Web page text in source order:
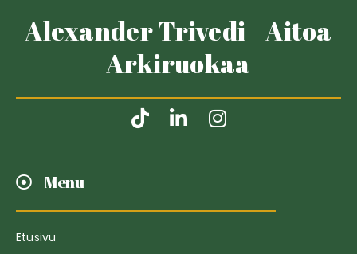
Alexander Trivedi - Aitoa
Arkiruokaa
Menu
Etusivu